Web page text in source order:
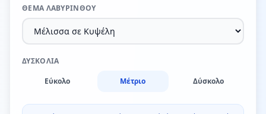
ΘΈΜΑ ΛΑΒΥΡΊΝΘΟΥ
ΔΥΣΚΟΛΊΑ
Εύκολο
Μέτριο Δύσκολο